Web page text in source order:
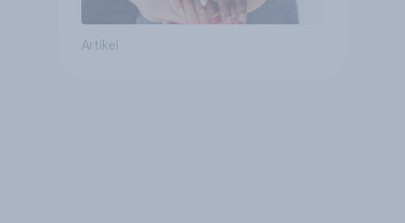
Artikel